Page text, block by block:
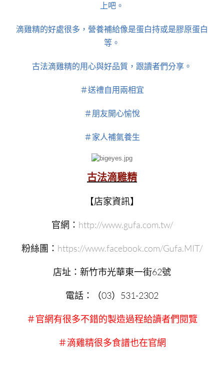
上吧。
滴雞精的好處很多，營養補給像是蛋白持或是膠原蛋白
等。
古法滴雞精的用心與好品質，跟讀者們分享。
＃送禮自用兩相宜
＃朋友開心愉悅
＃家人補氣養生
古法滴雞精
【店家資訊】
官網： http://www.gufa.com.tw/
粉絲團： https://www.facebook.com/Gufa.MIT/
店址：新竹市光華東一街62號
電話：（03）531-2302
＃官網有很多不錯的製造過程給讀者們閱覽
＃滴雞精很多食譜也在官網